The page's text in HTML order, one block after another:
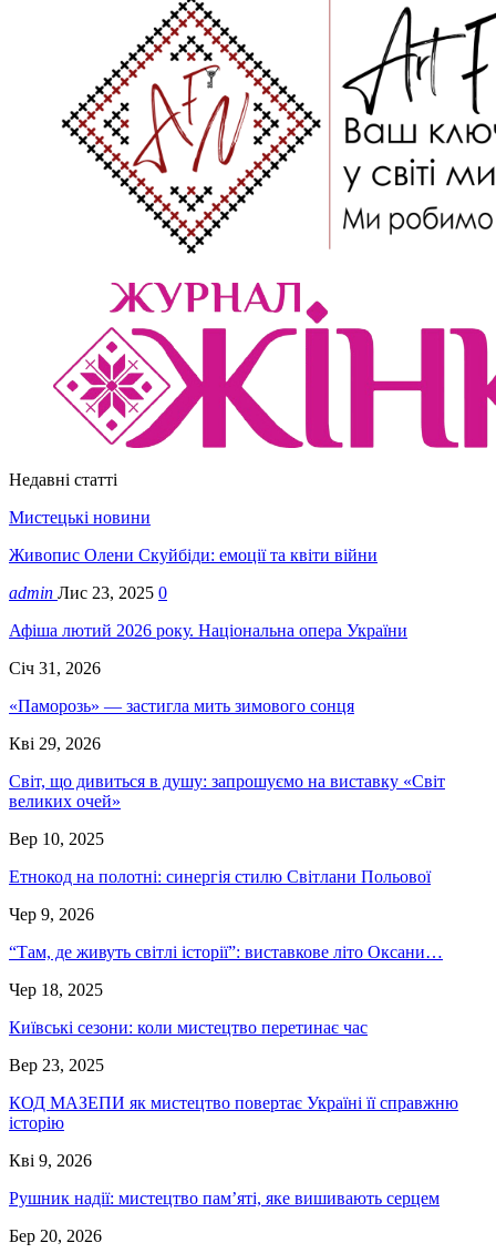
Недавні статті
Мистецькі новини
Живопис Олени Скуйбіди: емоції та квіти війни
admin Лис 23, 2025 0
Афіша лютий 2026 року. Національна опера України
Січ 31, 2026
«Паморозь» — застигла мить зимового сонця
Кві 29, 2026
Світ, що дивиться в душу: запрошуємо на виставку «Світ
великих очей»
Вер 10, 2025
Етнокод на полотні: синергія стилю Світлани Польової
Чер 9, 2026
“Там, де живуть світлі історії”: виставкове літо Оксани…
Чер 18, 2025
Київські сезони: коли мистецтво перетинає час
Вер 23, 2025
КОД МАЗЕПИ як мистецтво повертає Україні її справжню
історію
Кві 9, 2026
Рушник надії: мистецтво пам’яті, яке вишивають серцем
Бер 20, 2026